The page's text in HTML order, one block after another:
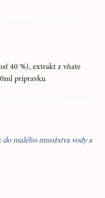
40 %), extrakt z vňate
prípravku
malého množstva vody a